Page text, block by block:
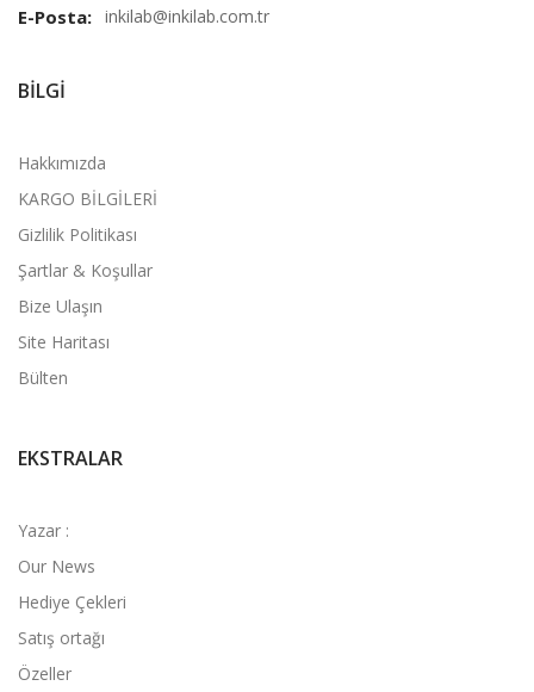
E-Posta: inkilab@inkilab.com.tr
BILGI
Hakkımızda
KARGO BİLGİLERİ
Gizlilik Politikası
Şartlar & Koşullar
Bize Ulaşın
Site Haritası
Bülten
EKSTRALAR
Yazar :
Our News
Hediye Çekleri
Satış ortağı
Özeller